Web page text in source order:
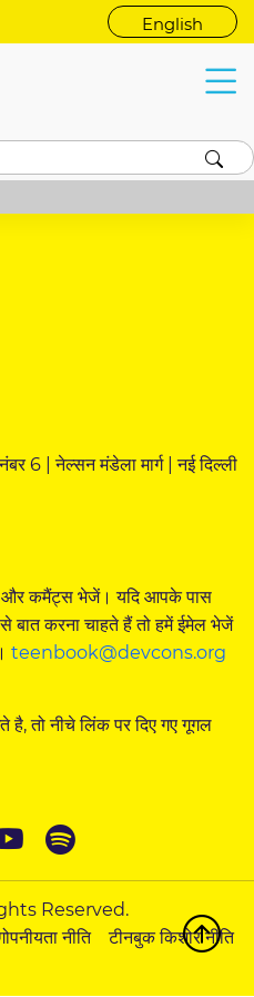
English
6 | नेल्सन मंडेला मार्ग | नई दिल्ली
और कमैंट्स भेजें। यदि आपके पास
बात करना चाहते हैं तो हमें ईमेल भेजें
teenbook@devcons.org
तो नीचे लिंक पर दिए गए गूगल
Reserved.
नीति टीनबुक किशोर नीति